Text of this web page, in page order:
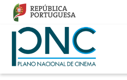
Passar
conteúdo